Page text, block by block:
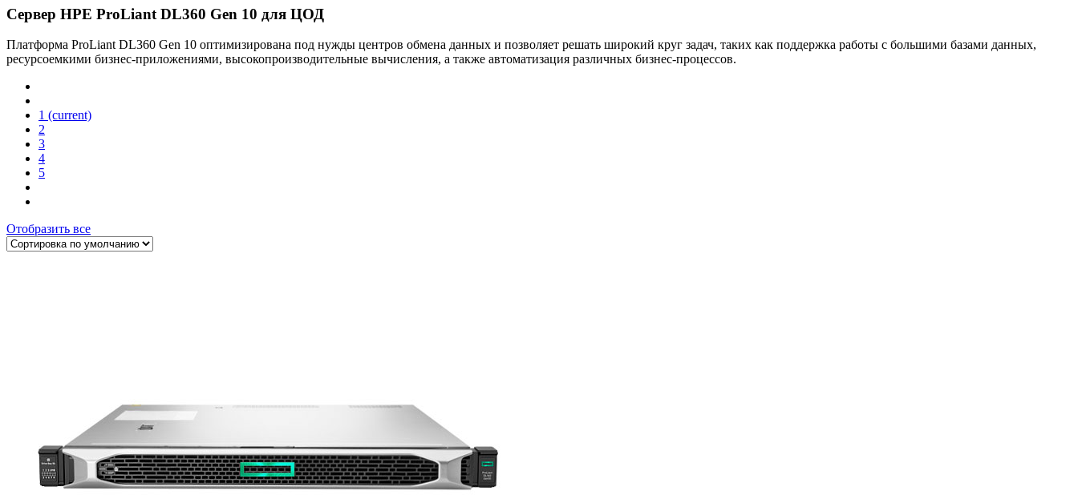
Сервер HPE ProLiant DL360 Gen 10 для ЦОД
Платформа ProLiant DL360 Gen 10 оптимизирована под нужды центров обмена данных и позволяет решать широкий круг задач, таких как поддержка работы с большими базами данных,
ресурсоемкими бизнес-приложениями, высокопроизводительные вычисления, а также автоматизация различных бизнес-процессов.
1 (current)
2
3
4
5
Отобразить все